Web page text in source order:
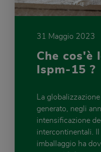
31 Maggio 2023
Che cos'è
Ispm-15 ?
La
generato, negli
intensificazione
intercontinentali. Il
imballaggio ha